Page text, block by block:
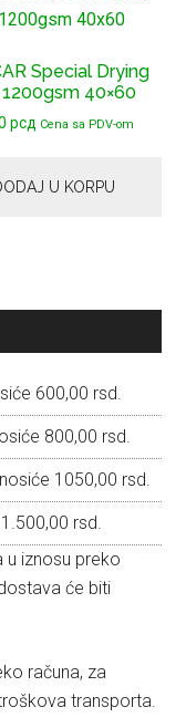
Special Drying
40×60
рсд Cena sa PDV-om
U KORPU
600,00 rsd.
800,00 rsd.
1050,00 rsd.
rsd.
u iznosu preko
će biti
računa, za
transporta.